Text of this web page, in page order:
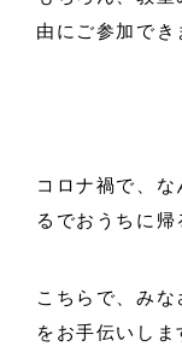
由にご参加でき
コロナ禍で、
るでおうちに帰
こちらで、みな
をお手伝いしま